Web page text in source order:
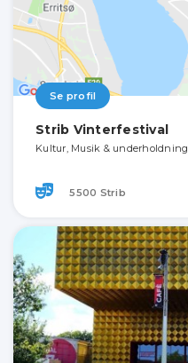
Se profil
Strib Vinterfestival
Kultur, Musik & underholdning
5500 Strib